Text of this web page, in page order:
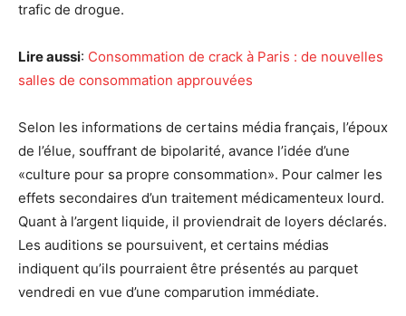
trafic de drogue.
Lire aussi: Consommation de crack à Paris : de nouvelles
salles de consommation approuvées
Selon les informations de certains média français, l’époux
de l’élue, souffrant de bipolarité, avance l’idée d’une
«culture pour sa propre consommation». Pour calmer les
effets secondaires d’un traitement médicamenteux lourd.
Quant à l’argent liquide, il proviendrait de loyers déclarés.
Les auditions se poursuivent, et certains médias
indiquent qu’ils pourraient être présentés au parquet
vendredi en vue d’une comparution immédiate.